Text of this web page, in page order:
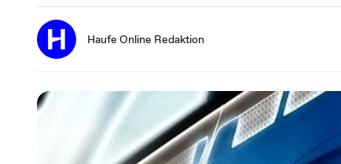
Haufe Online Redaktion